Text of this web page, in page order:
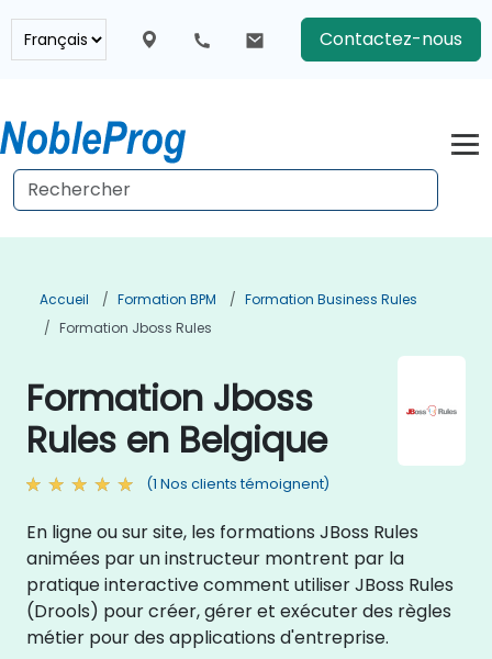
Contactez-nous
Accueil Formation BPM
Formation Business Rules
Formation Jboss Rules
Formation Jboss
Rules en Belgique
(1 Nos clients témoignent)
En ligne ou sur site, les formations JBoss Rules
animées par un instructeur montrent par la
pratique interactive comment utiliser JBoss Rules
(Drools) pour créer, gérer et exécuter des règles
métier pour des applications d'entreprise.